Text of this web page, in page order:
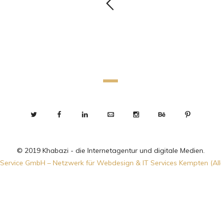
© 2019 Khabazi - die Internetagentur und digitale Medien.
Service GmbH – Netzwerk für Webdesign & IT Services Kempten